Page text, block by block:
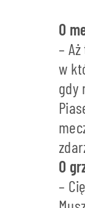
O
–
w
gdy
O
–